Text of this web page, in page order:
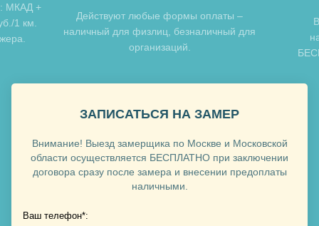
Хочу такую
Хочу такую
Хочу такую
МКАД +
1 км.
Действуют любые формы оплаты –
наличный для физлиц, безналичный для
организаций.
ЗАПИСАТЬСЯ НА ЗАМЕР
Внимание! Выезд замерщика по Москве и Московской
области осуществляется БЕСПЛАТНО при заключении
договора сразу после замера и внесении предоплаты
наличными.
Ваш телефон*: